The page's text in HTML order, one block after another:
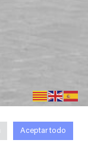
Aceptar todo